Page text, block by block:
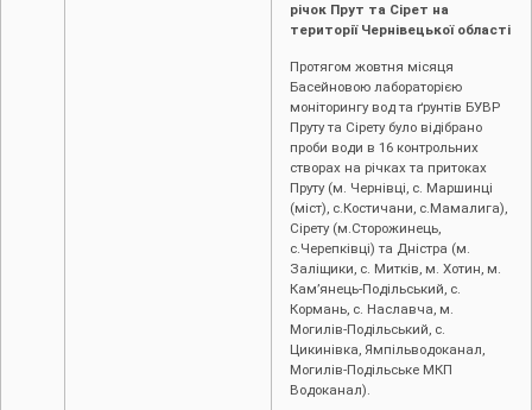
річок Прут та Сірет на
території Чернівецької області
Протягом жовтня місяця
Басейновою лабораторією
моніторингу вод та ґрунтів БУВР
Пруту та Сірету було відібрано
проби води в 16 контрольних
створах на річках та притоках
Пруту (м. Чернівці, с. Маршинці
(міст), с.Костичани, с.Мамалига),
Сірету (м.Сторожинець,
с.Черепківці) та Дністра (м.
Заліщики, с. Митків, м. Хотин, м.
Кам’янець-Подільський, с.
Кормань, с. Наславча, м.
Могилів-Подільський, с.
Цикинівка, Ямпільводоканал,
Могилів-Подільське МКП
Водоканал).